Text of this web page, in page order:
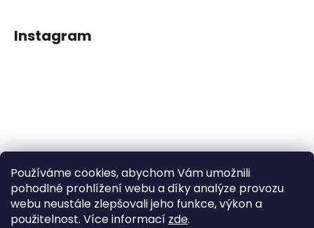
Používáme cookies, abychom Vám umožnili
pohodlné prohlížení webu a díky analýze provozu
webu neustále zlepšovali jeho funkce, výkon a
použitelnost. Více informací zde.
Instagram
Sledovat na Instagramu